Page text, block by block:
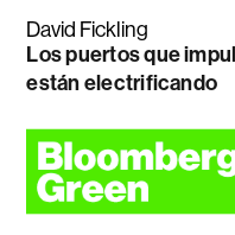
David Fickling
Los puertos que
están electrificando